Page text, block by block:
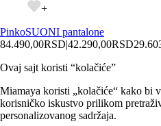
+
PinkoSUONI pantalone
84.490,00RSD|42.290,00RSD
Ovaj sajt koristi “kolačiće”
Miamaya koristi „kolačiće“ kako bi
korisničko iskustvo prilikom
personalizovanog sadržaja.